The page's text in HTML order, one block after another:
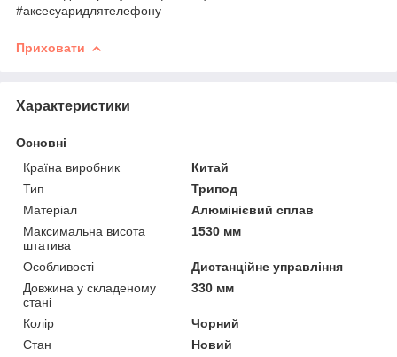
#аксесуаридлятелефону
Приховати
Характеристики
Основні
Країна виробник
Китай
Тип
Трипод
Матеріал
Алюмінієвий сплав
Максимальна висота
штатива
1530 мм
Особливості
Дистанційне управління
Довжина у складеному
стані
330 мм
Колір
Чорний
Стан
Новий